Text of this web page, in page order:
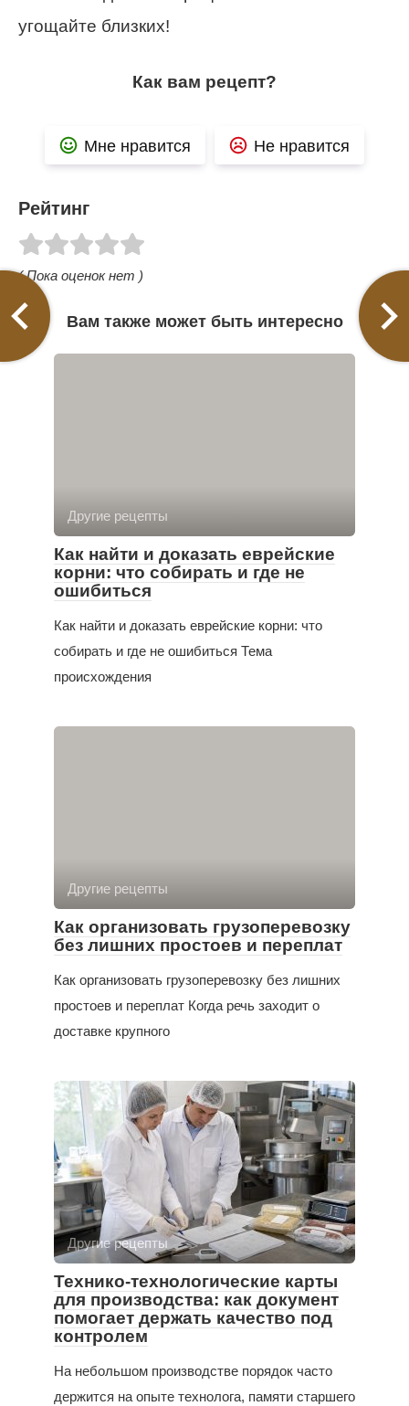
угощайте близких!
Как вам рецепт?
Мне нравится Не нравится
Рейтинг
( Пока оценок нет )
Вам также может быть интересно
Другие рецепты
Как найти и доказать еврейские
корни: что собирать и где не
ошибиться
Как найти и доказать еврейские корни: что
собирать и где не ошибиться Тема
происхождения
Другие рецепты
Как организовать грузоперевозку
без лишних простоев и переплат
Как организовать грузоперевозку без лишних
простоев и переплат Когда речь заходит о
доставке крупного
Другие рецепты
Технико-технологические карты
для производства: как документ
помогает держать качество под
контролем
На небольшом производстве порядок часто
держится на опыте технолога, памяти старшего